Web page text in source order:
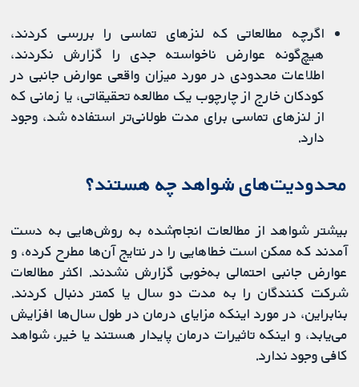
اگرچه مطالعاتی که لنزهای تماسی را بررسی کردند،
هیچ‌گونه عوارض ناخواسته جدی را گزارش نکردند،
اطلاعات محدودی در مورد میزان واقعی عوارض جانبی در
کودکان خارج از چارچوب یک مطالعه تحقیقاتی، یا زمانی که
از لنزهای تماسی برای مدت طولانی‌تر استفاده شد، وجود
دارد.
محدودیت‌های شواهد چه هستند؟
بیشتر شواهد از مطالعات انجام‌شده به روش‌هایی به دست
آمدند که ممکن است خطاهایی را در نتایج آن‌ها مطرح کرده، و
عوارض جانبی احتمالی به‌خوبی گزارش نشدند. اکثر مطالعات
شرکت‌ کنندگان را به مدت دو سال یا کمتر دنبال کردند.
بنابراین، در مورد اینکه مزایای درمان در طول سال‌ها افزایش
می‌یابد، و اینکه تاثیرات درمان پایدار هستند یا خیر، شواهد
کافی وجود ندارد.